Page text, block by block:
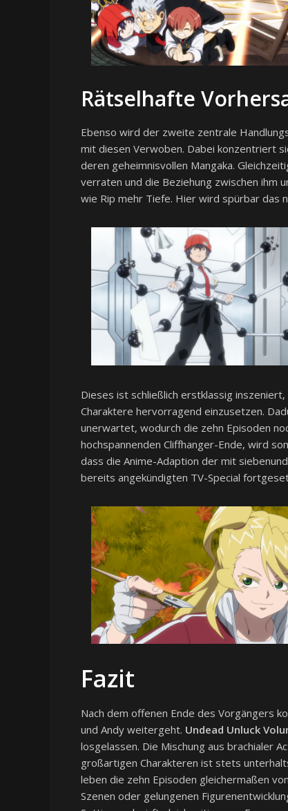
Rätselhafte
Ebenso wird der zweite zentrale
mit diesen Verwoben. Dabei konzentriert
deren geheimnisvollen Mangaka.
verraten und die Beziehung zwischen ihm
wie Rip mehr Tiefe. Hier wird spürbar das
Dieses ist schließlich erstklassig
Charaktere hervorragend einzusetzen.
unerwartet, wodurch die zehn Episoden
hochspannenden Cliffhanger-Ende, wird
dass die Anime-Adaption der mit
bereits angekündigten TV-Special
Fazit
Nach dem offenen Ende des Vorgängers
und Andy weitergeht. Undead Unluck
losgelassen. Die Mischung aus brachialer
großartigen Charakteren ist stets
leben die zehn Episoden gleichermaßen
Szenen oder gelungenen